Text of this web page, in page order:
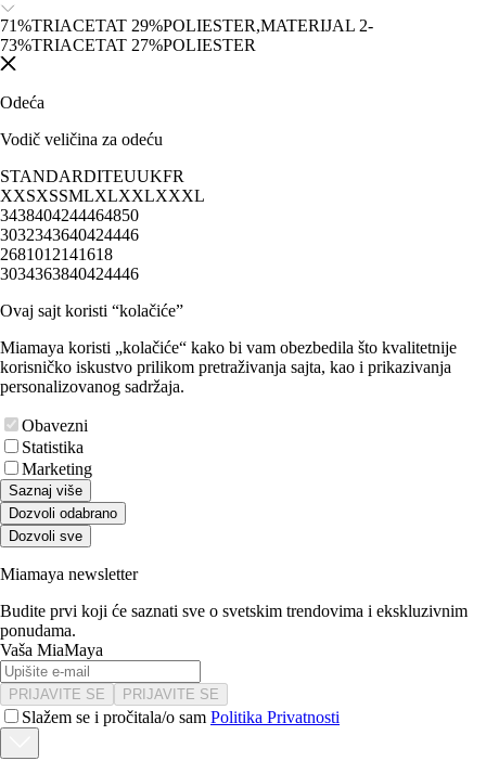
71%TRIACETAT 29%POLIESTER,MATERIJAL 2-
73%TRIACETAT 27%POLIESTER
Odeća
Vodič veličina za odeću
STANDARDITEUUKFR
XXSXSSMLXLXXLXXXL
3438404244464850
3032343640424446
2681012141618
3034363840424446
Ovaj sajt koristi “kolačiće”
Miamaya koristi „kolačiće“ kako bi vam obezbedila što kvalitetnije
korisničko iskustvo prilikom pretraživanja sajta, kao i prikazivanja
personalizovanog sadržaja.
Obavezni
Statistika
Marketing
Saznaj više
Dozvoli odabrano
Dozvoli sve
Miamaya newsletter
Budite prvi koji će saznati sve o svetskim trendovima i ekskluzivnim
ponudama.
Vaša MiaMaya
PRIJAVITE SE PRIJAVITE SE
Slažem se i pročitala/o sam Politika Privatnosti